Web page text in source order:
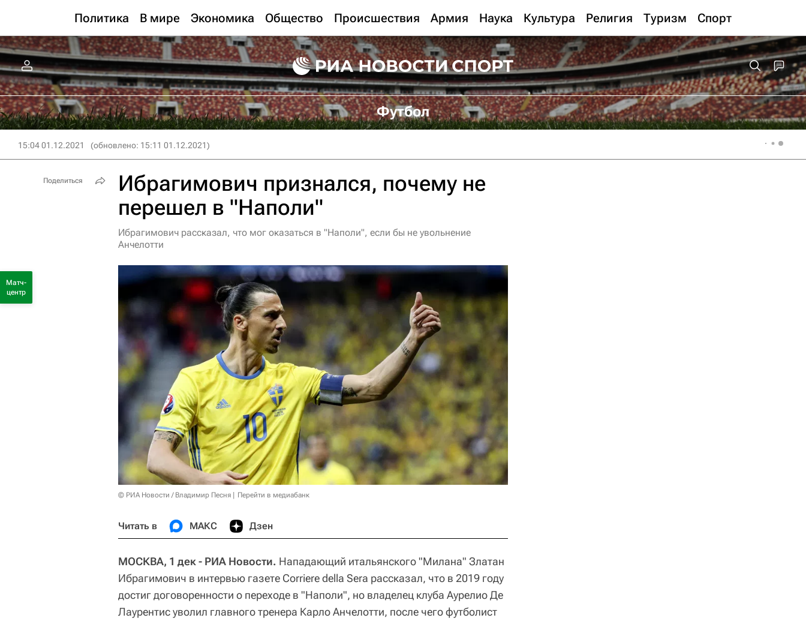
Политика В мире Экономика Общество Происшествия Армия Наука Культура Религия Туризм Спорт
Футбол
15:04 01.12.2021 (обновлено: 15:11 01.12.2021)
Ибрагимович признался, почему не
перешел в "Наполи"
Ибрагимович рассказал, что мог оказаться в "Наполи", если бы не увольнение
Анчелотти
© РИА Новости / Владимир Песня Перейти в медиабанк
Читать в МАКС Дзен
МОСКВА, 1 дек - РИА Новости. Нападающий итальянского "Милана" Златан
Ибрагимович в интервью газете Corriere della Sera рассказал, что в 2019 году
достиг договоренности о переходе в "Наполи", но владелец клуба Аурелио Де
Лаурентис уволил главного тренера Карло Анчелотти, после чего футболист
Поделиться
Матч-
центр